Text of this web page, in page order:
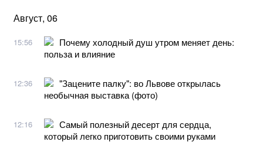
Август, 06
15:56
Почему холодный душ утром меняет день:
польза и влияние
12:36
"Зацените палку": во Львове открылась
необычная выставка (фото)
12:16
Самый полезный десерт для сердца,
который легко приготовить своими руками